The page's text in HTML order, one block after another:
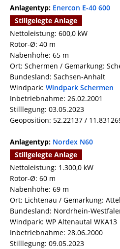
Anlagentyp: Enercon E-40 600
Stillgelegte Anlage
Nettoleistung: 600,0 kW
Rotor-Ø: 40 m
Nabenhöhe: 65 m
Ort: Schermen / Gemarkung:
Bundesland: Sachsen-Anhalt
Windpark: Windpark Schermen
Inbetriebnahme: 26.02.2001
Stilllegung: 03.05.2023
Geoposition: 52.22137 /
Anlagentyp: Nordex N60
Stillgelegte Anlage
Nettoleistung: 1.300,0 kW
Rotor-Ø: 60 m
Nabenhöhe: 69 m
Ort: Lichtenau / Gemarkung:
Bundesland: Nordrhein-
Windpark: WP Altenautal WKA13
Inbetriebnahme: 28.06.2000
Stilllegung: 09.05.2023